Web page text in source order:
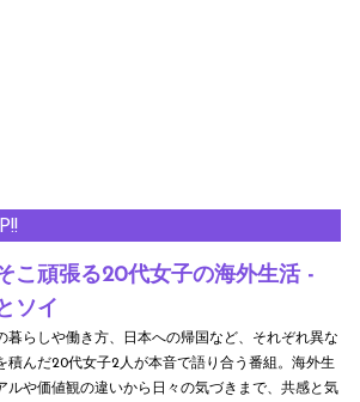
こ頑張る20代女子の海外生活 -
ソイ
暮らしや働き方、日本への帰国など、それぞれ異な
積んだ20代女子2人が本音で語り合う番組。海外生
ルや価値観の違いから日々の気づきまで、共感と気